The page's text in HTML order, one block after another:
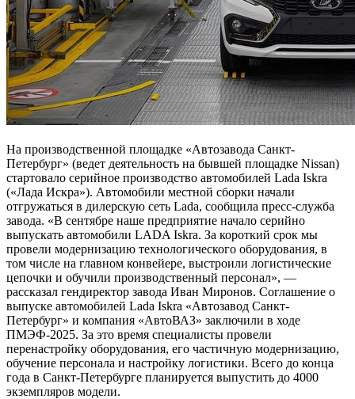
На производственной площадке «Автозавода Санкт-
Петербург» (ведет деятельность на бывшей площадке Nissan)
стартовало серийное производство автомобилей Lada Iskra
(«Лада Искра»). Автомобили местной сборки начали
отгружаться в дилерскую сеть Lada, сообщила пресс-служба
завода. «В сентябре наше предприятие начало серийно
выпускать автомобили LADA Iskra. За короткий срок мы
провели модернизацию технологического оборудования, в
том числе на главном конвейере, выстроили логистические
цепочки и обучили производственный персонал», —
рассказал гендиректор завода Иван Миронов. Соглашение о
выпуске автомобилей Lada Iskra «Автозавод Санкт-
Петербург» и компания «АвтоВАЗ» заключили в ходе
ПМЭФ-2025. За это время специалисты провели
перенастройку оборудования, его частичную модернизацию,
обучение персонала и настройку логистики. Всего до конца
года в Санкт-Петербурге планируется выпустить до 4000
экземпляров модели.